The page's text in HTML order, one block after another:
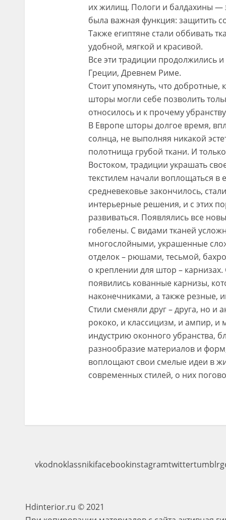
их жилищ. Пологи и балдахины —
была важная функция: защитить
Также египтяне стали оббивать
удобной, мягкой и красивой.
Все эти традиции продолжились
Греции, Древнем Риме.
Стоит упомянуть, что
шторы могли себе позволить
относилось и к прочему
В Европе шторы долгое время,
солнца, не выполняя никакой
полотнища грубой ткани. И
Востоком, традиции украшать
текстилем начали воплощаться в
средневековье закончилось,
интерьерные решения, и с этих
развиваться. Появлялись все
гобелены. С видами тканей
многослойными, украшенные
отделок – рюшами, тесьмой,
о креплении для штор –
появились кованные карнизы,
наконечниками, а также резные,
Стили сменяли друг – друга, но и
рококо, и классицизм, и ампир,
индустрию оконного убранства,
разнообразие материалов и
воплощают свои смелые идеи в
современных стилей, о них
vkodnoklassnikifacebookinstagramtwittertumblr
Hdinterior.ru © 2021